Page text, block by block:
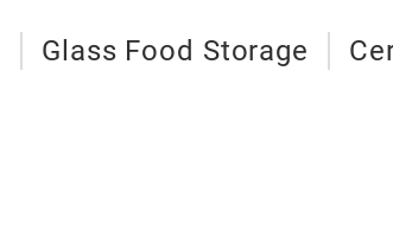
Glass Food Storage